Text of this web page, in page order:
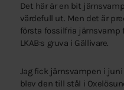
Det här är en bit
värdefull ut. Men det är
första fossilfria järnsvamp
LKAB:s gruva i Gällivare.
Jag fick järnsvampen i
blev den till stål i